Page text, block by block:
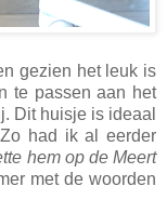
gezien het leuk is
te passen aan het
Dit huisje is ideaal
had ik al eerder
hem op de Meert
met de woorden